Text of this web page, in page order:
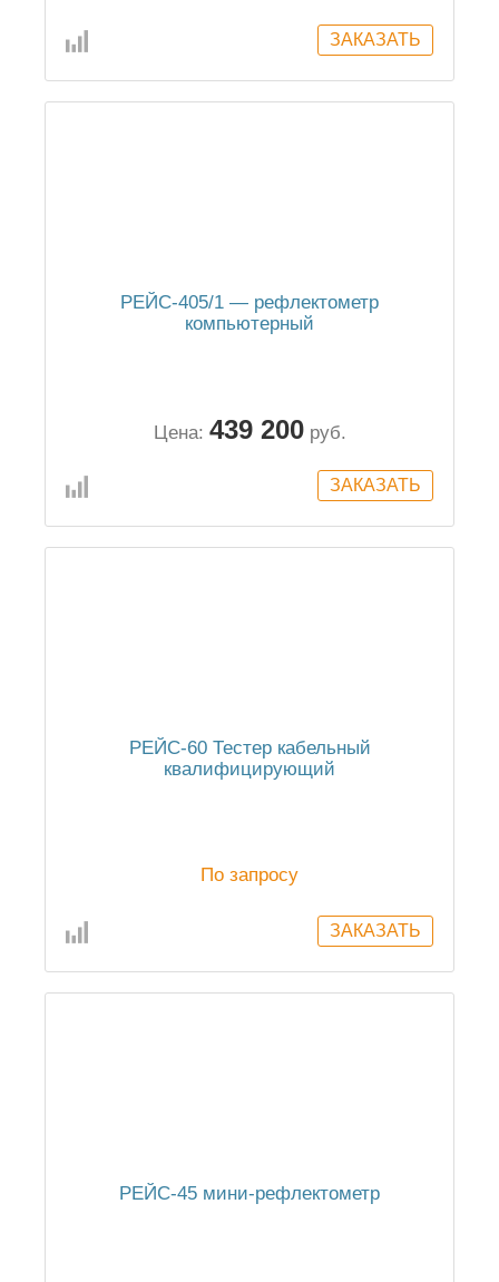
РЕЙС-405/1 — рефлектометр
компьютерный
Цена: 439 200 руб.
РЕЙС-60 Тестер кабельный
квалифицирующий
По запросу
РЕЙС-45 мини-рефлектометр